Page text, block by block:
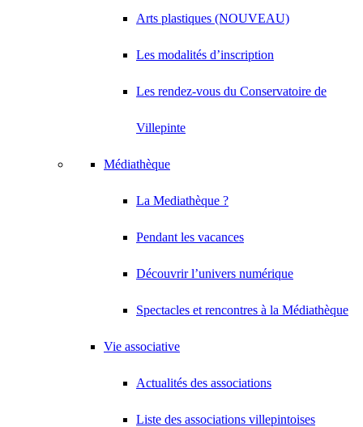
Arts plastiques (NOUVEAU)
Les modalités d’inscription
Les rendez-vous du Conservatoire de
Villepinte
Médiathèque
La Mediathèque ?
Pendant les vacances
Découvrir l’univers numérique
Spectacles et rencontres à la Médiathèque
Vie associative
Actualités des associations
Liste des associations villepintoises